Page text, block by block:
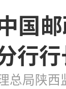
国
行
总局陕西